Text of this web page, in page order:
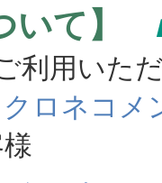
いて】
利用いた
クロネコメ